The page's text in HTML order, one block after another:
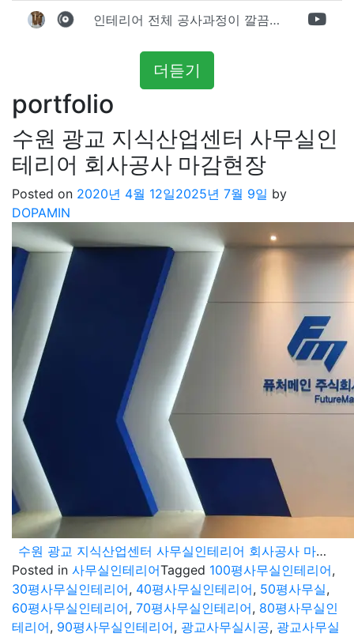
인테리어 전체 공사과정이 깔끔하게 진행이 되었고 공사 후 A/S도 빠르게 충실하게 진행을 해주셨습니다.
더듣기
portfolio
수원 광교 지식산업센터 사무실인
테리어 회사공사 마감현장
Posted on 2020년 4월 12일2025년 7월 9일 by
DOPAMIN
수원 광교 지식산업센터 사무실인테리어 회사공사 마감현장
Posted in 사무실인테리어Tagged 100평사무실인테리어,
30평사무실인테리어, 40평사무실인테리어, 50평사무실,
60평사무실인테리어, 70평사무실인테리어, 80평사무실인
테리어, 90평사무실인테리어, 광교사무실시공, 광교사무실